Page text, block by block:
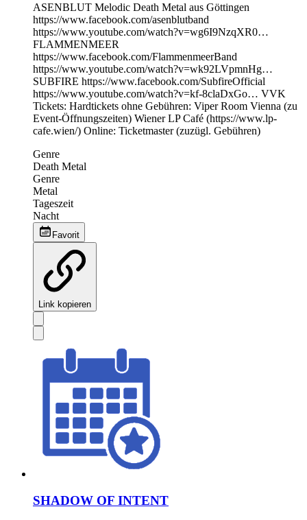
ASENBLUT Melodic Death Metal aus Göttingen
https://www.facebook.com/asenblutband
https://www.youtube.com/watch?v=wg6I9NzqXR0…
FLAMMENMEER
https://www.facebook.com/FlammenmeerBand
https://www.youtube.com/watch?v=wk92LVpmnHg…
SUBFIRE https://www.facebook.com/SubfireOfficial
https://www.youtube.com/watch?v=kf-8claDxGo… VVK
Tickets: Hardtickets ohne Gebühren: Viper Room Vienna (zu
Event-Öffnungszeiten) Wiener LP Café (https://www.lp-
cafe.wien/) Online: Ticketmaster (zuzügl. Gebühren)
Genre
Death Metal
Genre
Metal
Tageszeit
Nacht
Favorit
Link kopieren
SHADOW OF INTENT